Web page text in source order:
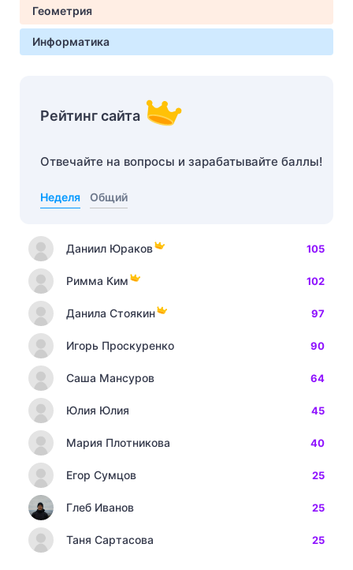
Геометрия
Информатика
Рейтинг сайта
Отвечайте на вопросы и зарабатывайте баллы!
Неделя Общий
Даниил Юраков 105
Римма Ким 102
Данила Стоякин 97
Игорь Проскуренко 90
Саша Мансуров 64
Юлия Юлия 45
Мария Плотникова 40
Егор Сумцов 25
Глеб Иванов 25
Таня Сартасова 25